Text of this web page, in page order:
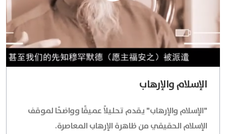
الإسلام والإرهاب
"الإسلام والإرهاب"يقدم تحليلاً عميقًا وواضحًا لموقف
الإسلام الحقيقي من ظاهرة الإرهاب المعاصرة.